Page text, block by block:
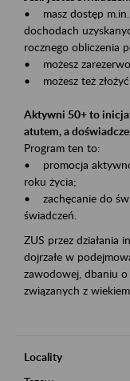
• masz dostęp m.in.
dochodach
rocznego obliczenia
• możesz
• możesz też
Aktywni 50+ to
atutem, a
Program ten to:
• promocja
roku życia;
• zachęcanie do
świadczeń.
ZUS przez działania
dojrzałe w
zawodowej, dbaniu
związanych z wiekiem.
Locality